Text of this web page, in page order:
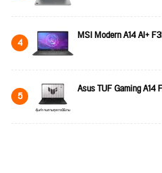
4 MSI Modern A14 AI+
5 Asus TUF Gaming A14